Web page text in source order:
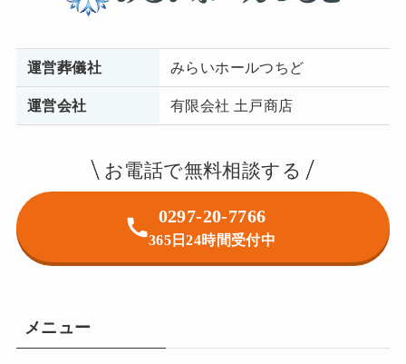
運営葬儀社 みらいホールつちど
運営会社 有限会社 土戸商店
お電話で無料相談する
0297-20-7766
365日24時間受付中
メニュー